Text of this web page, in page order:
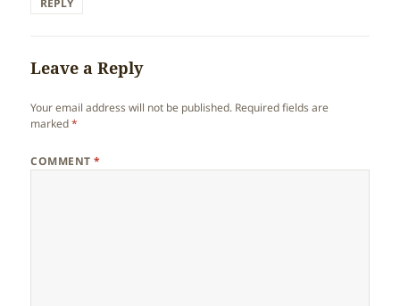
REPLY
Leave a Reply
Your email address will not be published. Required fields are
marked*
COMMENT*